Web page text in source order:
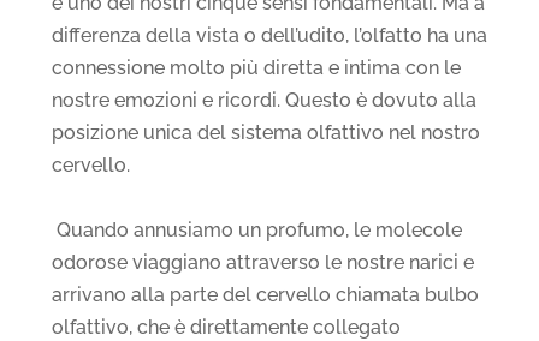
differenza della vista o dell’udito, l’olfatto ha una
connessione molto più diretta e intima con le
nostre emozioni e ricordi. Questo è dovuto alla
posizione unica del sistema olfattivo nel nostro
cervello.
Quando annusiamo un profumo, le molecole
odorose viaggiano attraverso le nostre narici e
arrivano alla parte del cervello chiamata bulbo
olfattivo, che è direttamente collegato